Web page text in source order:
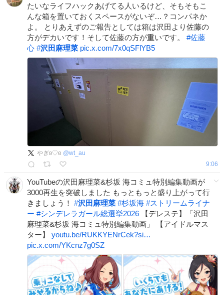
たいなライフハックあげてる人いるけど、そもそもこ
んな箱を置いておくスペースがないぞ…？コンパネか
よ。 とりあえずのご報告としては箱は沢田より佐藤の
方がデカいです！そして佐藤の方が重いです。 #佐藤
心 #沢田麻理菜 pic.x.com/7x0qSFlYB5
やぎʚ♡ɞ @wt_au
9:06
YouTubeの沢田麻理菜&杉坂 海コミュ特別編集動画が
3000再生を突破しました もっともっと盛り上がって行
きましょう！ #沢田麻理菜 #杉坂海 #ストリームライナ
ー #シンデレラガール総選挙2026 【デレステ】「沢田
麻理菜&杉坂 海コミュ特別編集動画」 【アイドルマス
ター】 youtu.be/RUKKYENrCek?si…
pic.x.com/YKcnz7g0SZ